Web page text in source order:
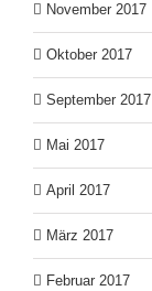
November 2017
Oktober 2017
September 2017
Mai 2017
April 2017
März 2017
Februar 2017